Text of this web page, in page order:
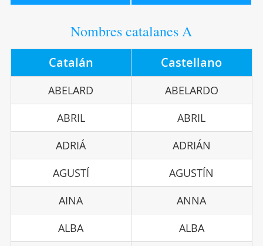
Nombres catalanes A
Catalán Castellano
ABELARD
ABELARDO
ABRIL
ABRIL
ADRIÁ
ADRIÁN
AGUSTÍ
AGUSTÍN
AINA
ANNA
ALBA
ALBA